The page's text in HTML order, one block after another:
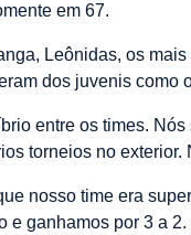
em 67.
Leônidas, os
dos juvenis como
entre os times.
torneios no
nosso time era
e ganhamos por 3 a